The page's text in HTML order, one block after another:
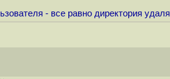
- все равно директория